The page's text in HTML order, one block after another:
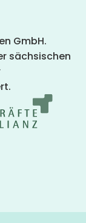
GmbH.
sächsischen